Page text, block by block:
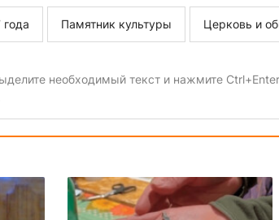
Памятник культуры Церковь и
необходимый текст и нажмите